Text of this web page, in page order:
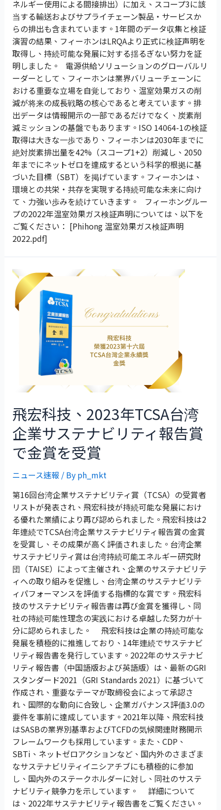
ネルギー使用による間接排出）に加え、スコープ3に該
当する輸送およびサプライチェーン製品・サービスか
らの排出も含まれています。1年間のデータ収集と検証
演習の結果、フィーホンはLRQAより正式に検証声明を
取得し、持続可能な発展に対する揺るぎない努力を証
明しました。 電源供給ソリューションのグローバルリ
ーダーとして、フィーホンは業界バリューチェーンに
おける重要な立場を自覚しており、温室効果ガスの削
減が将来の成長戦略の核心であると考えています。排
出データは情報開示の一部であるだけでなく、炭素削
減ミッションの基盤でもあります。ISO 14064-1の検証
取得は大きな一歩であり、フィーホンは2030年までに
絶対炭素排出量を42%（スコープ1+2）削減し、2050
年までにネットゼロを達成するという科学的根拠に基
づいた目標（SBT）を掲げています。フィーホンは、
環境との共栄・共存を実現する持続可能な未来に向け
て、力強い歩みを続けていきます。 フィーホングルー
プの2022年温室効果ガス検証声明については、以下を
ご覧ください： [Phihong 温室効果ガス検証声明
2022.pdf]
飛宏科技、2023年TCSA台湾
企業サステナビリティ報告賞
で金賞を受賞
ニュース速報 / By ph_mkt
第16回台湾企業サステナビリティ賞（TCSA）の受賞者
リストが発表され、飛宏科技が持続可能な発展におけ
る優れた業績により再び認められました。飛宏科技は2
年連続でTCSA台湾企業サステナビリティ報告賞の金賞
を受賞し、その成果が高く評価されました。台湾企業
サステナビリティ賞は台湾持続可能エネルギー研究財
団（TAISE）によって主催され、企業のサステナビリテ
ィへの取り組みを促進し、台湾企業のサステナビリテ
ィパフォーマンスを評価する指標的な賞です。飛宏科
技のサステナビリティ報告書は再び金賞を獲得し、同
社の持続可能性理念の実践における卓越した努力が十
分に認められました。 飛宏科技は企業の持続可能な
発展を積極的に推進しており、14年連続でサステナビ
リティ報告書を発行しています。2022年のサステナビ
リティ報告書（中国語版および英語版）は、最新のGRI
スタンダード2021（GRI Standards 2021）に基づいて
作成され、重要なテーマが取締役会によって承認さ
れ、国際的な動向に合致し、企業ガバナンス評価3.0の
要件を事前に達成しています。2021年以降、飛宏科技
はSASBの業界別基準およびTCFDの気候関連財務開示
フレームワークも採用しています。また、CDP、
SBTi、ネットゼロアクションなど、国内外のさまざま
なサステナビリティイニシアチブにも積極的に参加
し、国内外のステークホルダーに対し、同社のサステ
ナビリティ競争力を示しています。 詳細について
は、2022年サステナビリティ報告書をご覧ください。